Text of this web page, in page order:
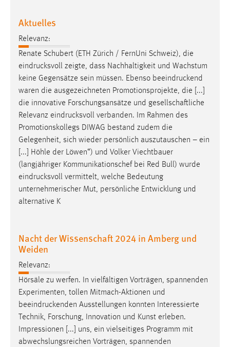
Aktuelles
Relevanz:
Renate Schubert (ETH Zürich / FernUni Schweiz), die
eindrucksvoll zeigte, dass Nachhaltigkeit und Wachstum
keine Gegensätze sein müssen. Ebenso beeindruckend
waren die ausgezeichneten Promotionsprojekte, die [...]
die innovative Forschungsansätze und gesellschaftliche
Relevanz eindrucksvoll verbanden. Im Rahmen des
Promotionskollegs DIWAG bestand zudem die
Gelegenheit, sich wieder persönlich auszutauschen – ein
[...] Höhle der Löwen“) und Volker Viechtbauer
(langjähriger Kommunikationschef bei Red Bull) wurde
eindrucksvoll vermittelt, welche Bedeutung
unternehmerischer Mut, persönliche Entwicklung und
alternative K
Nacht der Wissenschaft 2024 in Amberg und
Weiden
Relevanz:
Hörsäle zu werfen. In vielfältigen Vorträgen, spannenden
Experimenten, tollen Mitmach-Aktionen und
beeindruckenden Ausstellungen konnten Interessierte
Technik, Forschung, Innovation und Kunst erleben.
Impressionen [...] uns, ein vielseitiges Programm mit
abwechslungsreichen Vorträgen, spannenden
fe_user, be_user, be_lastLoginProvider
Dieser Cookie ist notwendig um sich an der Website
einloggen zu können.
Cookie Laufzeit:
STATISTIK
Statistik Cookies erfassen Informationen anonym.
Diese Informationen helfen uns zu verstehen, wie
unsere Besucher unsere Website nutzen.
Matomo
_pk_ref, _pk_cvar, _pk_id, _pk_ses
Zweck:
Zugriffsstatistik
Cookie Laufzeit:
Max. 13 Monate
MARKETING